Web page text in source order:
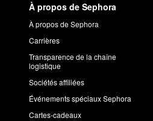
À propos de Sephora
À propos de Sephora
Carrières
Transparence de la chaîne
logistique
Sociétés affiliées
Événements spéciaux Sephora
Cartes-cadeaux